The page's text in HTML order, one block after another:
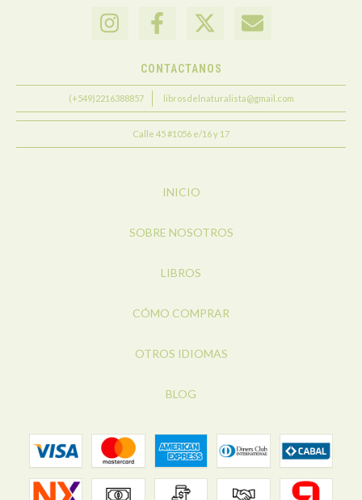
CONTACTANOS
(+549)2216388857 librosdelnaturalista@gmail.com
Calle 45 #1056 e/16 y 17
INICIO
SOBRE NOSOTROS
LIBROS
CÓMO COMPRAR
OTROS IDIOMAS
BLOG